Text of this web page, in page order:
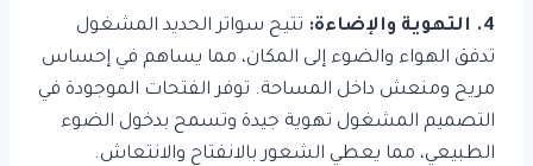
4. التهوية والإضاءة:
تتيح سواتر الحديد المشغول
تدفق الهواء والضوء إلى المكان، مما يساهم في إحساس
مريح ومنعش داخل المساحة. توفر الفتحات الموجودة في
التصميم المشغول تهوية جيدة وتسمح بدخول الضوء
الطبيعي، مما يعطي الشعور بالانفتاح والانتعاش.